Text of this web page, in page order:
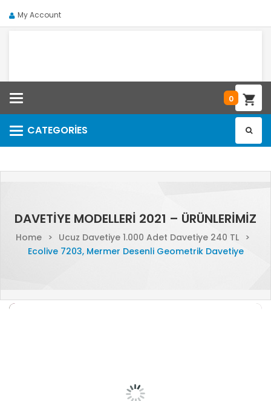
My Account
0
CATEGORIES
Categories
DAVETIYE MODELLERI 2021 – ÜRÜNLERIMIZ
Home > Ucuz Davetiye 1.000 Adet Davetiye 240 TL
>
Ecolive 7203, Mermer Desenli Geometrik Davetiye